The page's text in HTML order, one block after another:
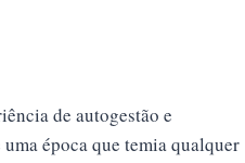
de autogestão e
época que temia qualquer